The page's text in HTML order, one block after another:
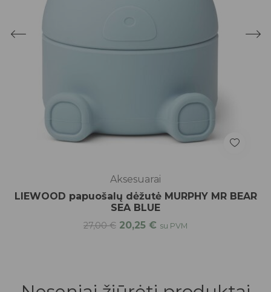
Aksesuarai
LIEWOOD papuošalų dėžutė MURPHY MR BEAR
SEA BLUE
27,00€ 20,25 € su PVM